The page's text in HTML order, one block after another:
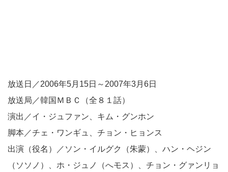
放送日／2006年5月15日～2007年3月6日
放送局／韓国ＭＢＣ（全８１話）
演出／イ・ジュファン、キム・グンホン
脚本／チェ・ワンギュ、チョン・ヒョンス
出演（役名）／ソン・イルグク（朱蒙）、ハン・ヘジン
（ソソノ）、ホ・ジュノ（へモス）、チョン・グァンリョ